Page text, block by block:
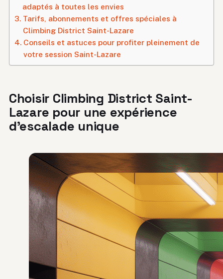
adaptés à toutes les envies
Tarifs, abonnements et offres spéciales à
Climbing District Saint-Lazare
Conseils et astuces pour profiter pleinement de
votre session Saint-Lazare
Choisir Climbing District Saint-
Lazare pour une expérience
d’escalade unique